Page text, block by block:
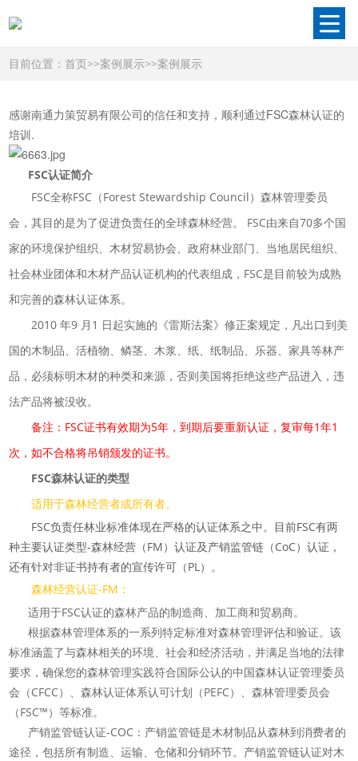
目前位置：首页>>案例展示>>案例展示
感谢南通力策贸易有限公司的信任和支持，顺利通过FSC森林认证的
培训.
FSC认证简介
FSC全称FSC（Forest Stewardship Council）森林管理委员
会，其目的是为了促进负责任的全球森林经营。 FSC由来自70多个国
家的环境保护组织、木材贸易协会、政府林业部门、当地居民组织、
社会林业团体和木材产品认证机构的代表组成，FSC是目前较为成熟
和完善的森林认证体系。
2010 年9 月1 日起实施的《雷斯法案》修正案规定，凡出口到美
国的木制品、活植物、鳞茎、木浆、纸、纸制品、乐器、家具等林产
品，必须标明木材的种类和来源，否则美国将拒绝这些产品进入，违
法产品将被没收。
备注：FSC证书有效期为5年，到期后要重新认证，复审每1年1
次，如不合格将吊销颁发的证书。
FSC森林认证的类型
适用于森林经营者或所有者。
FSC负责任林业标准体现在严格的认证体系之中。目前FSC有两
种主要认证类型-森林经营（FM）认证及产销监管链（CoC）认证，
还有针对非证书持有者的宣传许可（PL）。
森林经营认证-FM：
适用于FSC认证的森林产品的制造商、加工商和贸易商。
根据森林管理体系的一系列特定标准对森林管理评估和验证。该
标准涵盖了与森林相关的环境、社会和经济活动，并满足当地的法律
要求，确保您的森林管理实践符合国际公认的中国森林认证管理委员
会（CFCC）、森林认证体系认可计划（PEFC）、森林管理委员会
（FSC™）等标准。
产销监管链认证-COC：产销监管链是木材制品从森林到消费者的
途径，包括所有制造、运输、仓储和分销环节。产销监管链认证对木